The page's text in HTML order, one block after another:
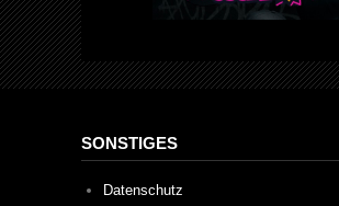
SONSTIGES
Datenschutz